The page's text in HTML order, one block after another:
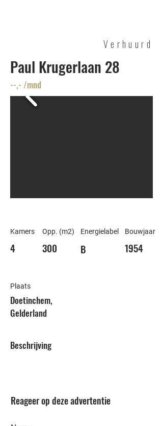
Verhuurd
Paul Krugerlaan 28
--,- /mnd
Kamers Opp. (m2) Energielabel
4 300 B
Bouwjaar
1954
Plaats
Doetinchem,
Gelderland
Beschrijving
Reageer op deze advertentie